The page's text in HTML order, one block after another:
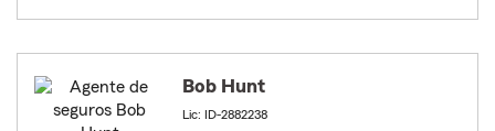
Bob Hunt
Lic: ID-2882238